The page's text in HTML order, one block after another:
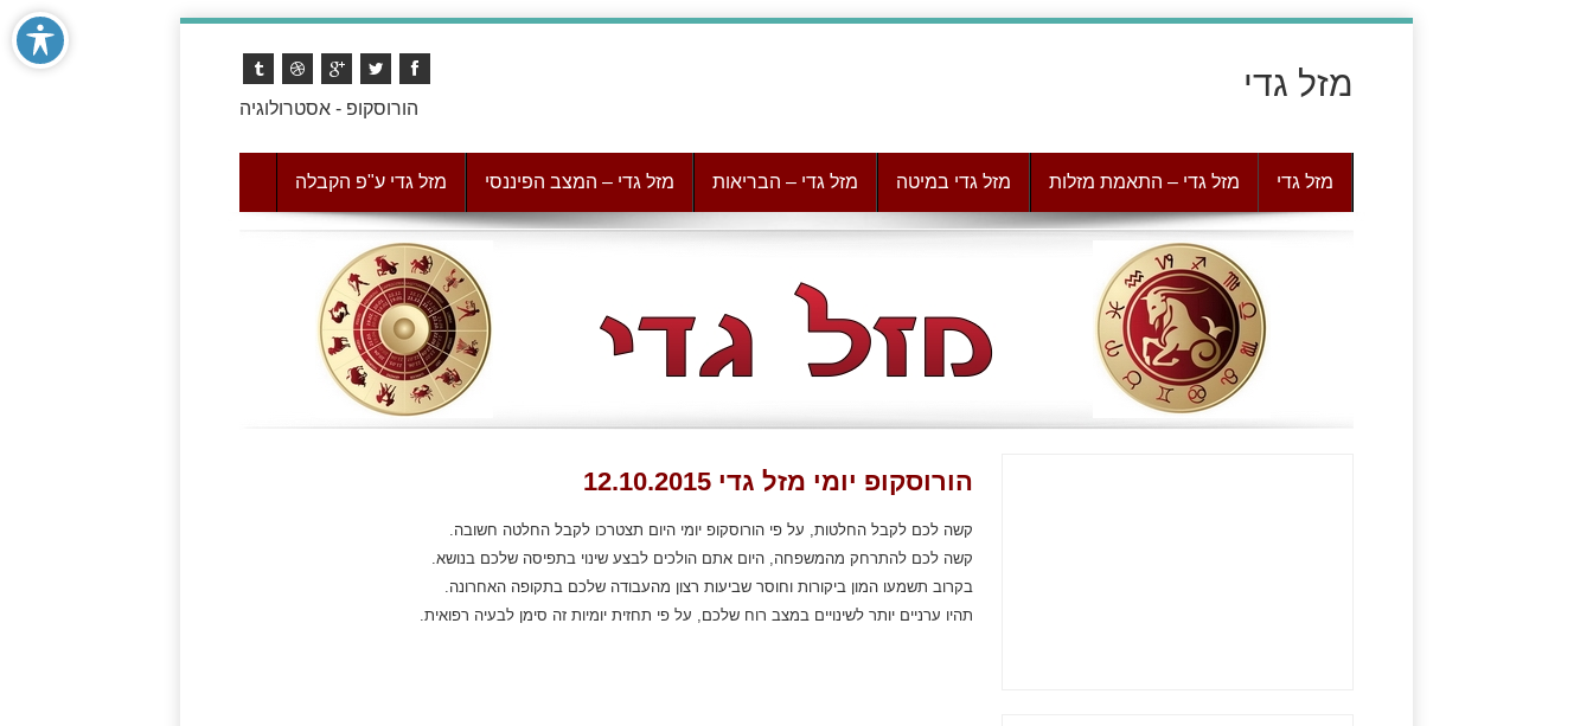
מזל גדי
הורוסקופ - אסטרולוגיה
מזל גדי מזל גדי – התאמת מזלות מזל גדי במיטה מזל גדי – הבריאות מזל גדי – המצב הפיננסי מזל גדי ע"פ הקבלה
הורוסקופ יומי מזל גדי 12.10.2015
קשה לכם לקבל החלטות, על פי הורוסקופ יומי היום תצטרכו לקבל החלטה חשובה.
קשה לכם להתרחק מהמשפחה, היום אתם הולכים לבצע שינוי בתפיסה שלכם בנושא.
בקרוב תשמעו המון ביקורות וחוסר שביעות רצון מהעבודה שלכם בתקופה האחרונה.
תהיו ערניים יותר לשינויים במצב רוח שלכם, על פי תחזית יומיות זה סימן לבעיה רפואית.